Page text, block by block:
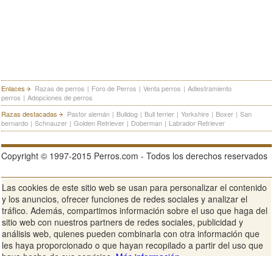
Enlaces Razas de perros | Foro de Perros | Venta perros | Adiestramiento
perros | Adopciones de perros
Razas destacadas
Pastor alemán | Bulldog | Bull terrier | Yorkshire | Boxer | San
bernardo | Schnauzer | Golden Retriever | Doberman | Labrador Retriever
Copyright © 1997-2015 Perros.com - Todos los derechos reservados
Publicidad en Perros.com | Contacte | Aviso Legal Política de
privacidad | Condiciones de uso
Ver sitio web completo
Las cookies de este sitio web se usan para personalizar el contenido
y los anuncios, ofrecer funciones de redes sociales y analizar el
tráfico. Además, compartimos información sobre el uso que haga del
sitio web con nuestros partners de redes sociales, publicidad y
análisis web, quienes pueden combinarla con otra información que
les haya proporcionado o que hayan recopilado a partir del uso que